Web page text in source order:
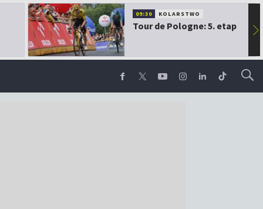
09:30 KOLARSTWO
Tour de Pologne: 5. etap ▶